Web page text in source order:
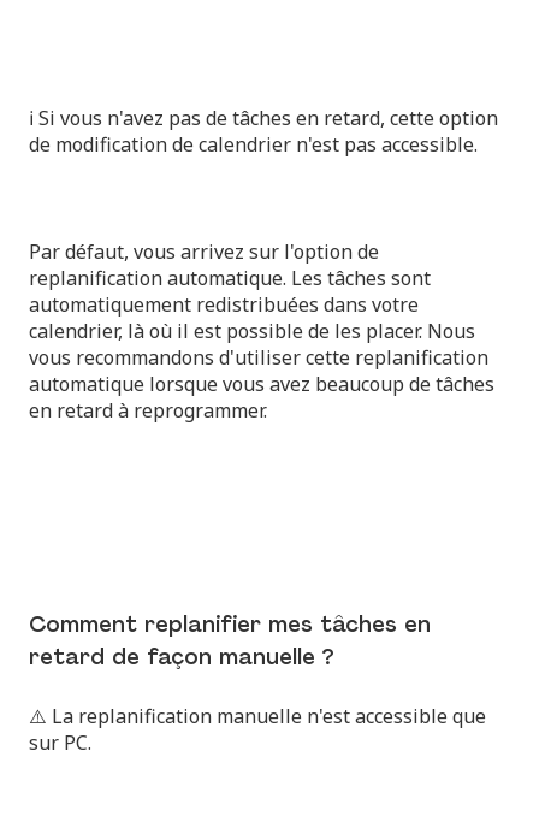
ℹ️ Si vous n'avez pas de tâches en retard, cette option
de modification de calendrier n'est pas accessible.
Par défaut, vous arrivez sur l'option de
replanification automatique. Les tâches sont
automatiquement redistribuées dans votre
calendrier, là où il est possible de les placer. Nous
vous recommandons d'utiliser cette replanification
automatique lorsque vous avez beaucoup de tâches
en retard à reprogrammer.
Comment replanifier mes tâches en
retard de façon manuelle ?
⚠️ La replanification manuelle n'est accessible que
sur PC.